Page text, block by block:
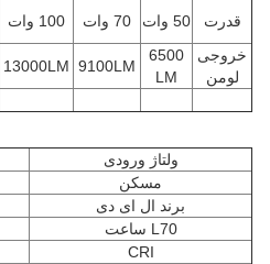
قدرت 50 وات 70 وات 100 وات
خروجی
لومن
6500
LM
9100LM
13000LM
ولتاژ ورودی
مسکن
برند ال ای دی
L70 ساعت
CRI